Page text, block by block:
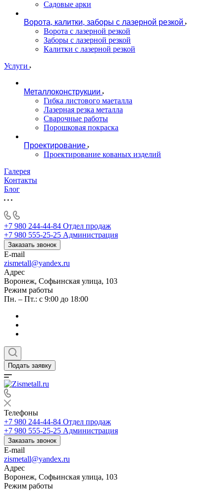
Садовые арки
Ворота, калитки, заборы с лазерной резкой
Ворота с лазерной резкой
Заборы с лазерной резкой
Калитки с лазерной резкой
Услуги
Металлоконструкции
Гибка листового маеталла
Лазерная резка металла
Сварочные работы
Порошковая покраска
Проектирование
Проектирование кованых изделий
Галерея
Контакты
Блог
+7 980 244-44-84 Отдел продаж
+7 980 555-25-25 Администрация
Заказать звонок
E-mail
zismetall@yandex.ru
Адрес
Воронеж, Софьинская улица, 103
Режим работы
Пн. – Пт.: с 9:00 до 18:00
Подать заявку
Телефоны
+7 980 244-44-84 Отдел продаж
+7 980 555-25-25 Администрация
Заказать звонок
E-mail
zismetall@yandex.ru
Адрес
Воронеж, Софьинская улица, 103
Режим работы